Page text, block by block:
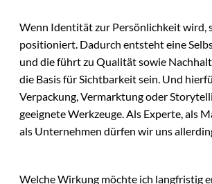
Wenn Identität zur Persönlichkeit wird,
positioniert. Dadurch entsteht eine
und die führt zu Qualität sowie
die Basis für Sichtbarkeit sein. Und
Verpackung, Vermarktung oder
geeignete Werkzeuge. Als Experte, als
als Unternehmen dürfen wir uns
Welche Wirkung möchte ich langfristig